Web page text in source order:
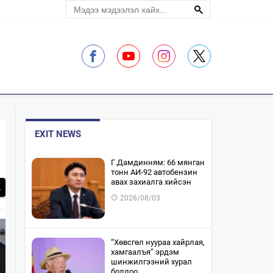
EXIT NEWS
​Г.Дамдинням: 66 мянган
тонн АИ-92 автобензин
авах захиалга хийсэн
2026/08/03
“Хөвсгөл нуураа хайрлая,
хамгаалъя” эрдэм
шинжилгээний хурал